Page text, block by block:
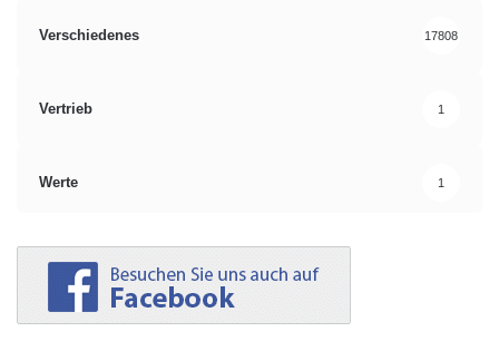
Verschiedenes 17808
Vertrieb 1
Werte 1